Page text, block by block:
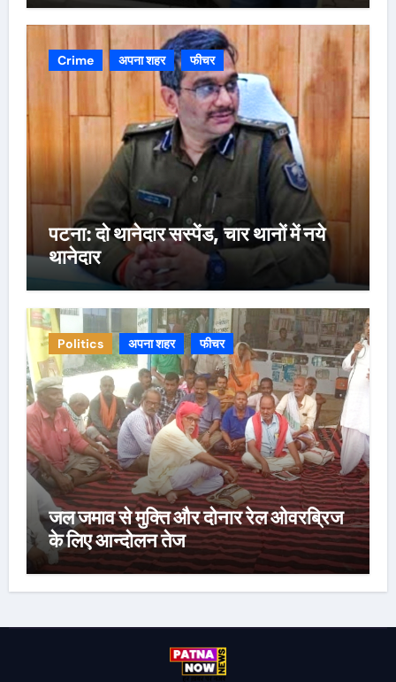
Crime अपना शहर फीचर
पटना: दो थानेदार सस्पेंड, चार थानों में नये
थानेदार
Politics अपना शहर फीचर
जल जमाव से मुक्ति और दोनार रेल ओवरब्रिज
के लिए आन्दोलन तेज